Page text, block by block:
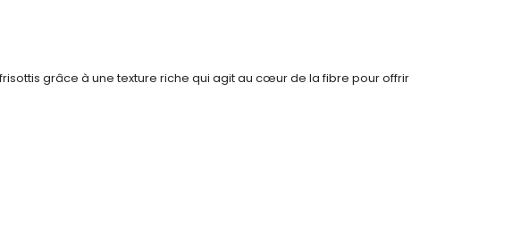
grâce à une texture riche qui agit au cœur de la fibre pour offrir